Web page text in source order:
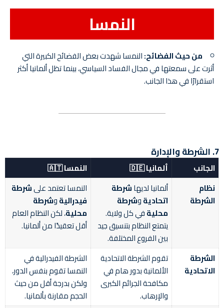
النمسا
من حيث الفضائح:النمسا شهدت بعض الفضائح الكبيرة التي
أثرت على سمعتها في مجال الفساد السياسي، بينما تظل ألمانيا أكثر
استقرارًا في هذا الجانب.
7. الشرطة والإدارة
الجانب ألمانيا 🇩🇪
النمسا 🇦🇹
نظام
الشرطة
ألمانيا لديهاشرطة
اتحاديةوشرطة
محليةفي كل ولاية.
يتمتع النظام بتنسيق جيد
بين الفروع المختلفة.
النمسا تعتمد علىشرطة
فيدراليةوشرطة
محلية، لكن النظام العام
أقل تعقيدًا من ألمانيا.
الشرطة
الاتحادية
تقوم الشرطة الاتحادية
الألمانية بدور هام في
مكافحة الجرائم الكبرى
والإرهاب.
الشرطة الفيدرالية في
النمسا تقوم بنفس الدور،
ولكن بدرجة أقل من حيث
الحجم مقارنة بألمانيا.